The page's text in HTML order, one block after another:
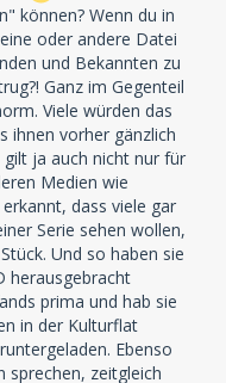
können? Wenn du in
oder andere Datei
und Bekannten zu
Ganz im Gegenteil
Viele würden das
ihnen vorher gänzlich
ja auch nicht nur für
Medien wie
dass viele gar
Serie sehen wollen,
Und so haben sie
herausgebracht
prima und hab sie
in der Kulturflat
Ebenso
sprechen, zeitgleich